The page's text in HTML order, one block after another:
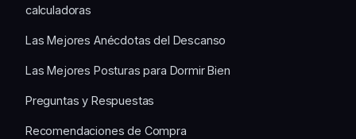
calculadoras
Las Mejores Anécdotas del Descanso
Las Mejores Posturas para Dormir Bien
Preguntas y Respuestas
Recomendaciones de Compra